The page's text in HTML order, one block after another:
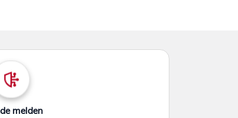
melden